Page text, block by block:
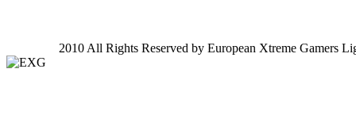
2010 All Rights Reserved by European Xtreme Gamers